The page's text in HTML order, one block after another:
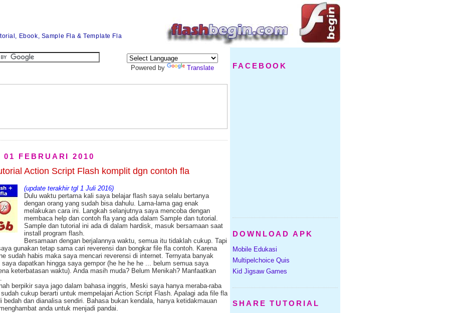
Ebook, Sample Fla & Template Fla
Powered by Translate
01 FEBRUARI 2010
Action Script Flash komplit dgn contoh fla
(update terakhir tgl 1 Juli 2016)
Dulu waktu pertama kali saya belajar flash saya selalu bertanya
dengan orang yang sudah bisa dahulu. Lama-lama gag enak
melakukan cara ini. Langkah selanjutnya saya mencoba dengan
membaca help dan contoh fla yang ada dalam Sample dan tutorial.
Sample dan tutorial ini ada di dalam hardisk, masuk bersamaan saat
install program flash.
Bersamaan dengan berjalannya waktu, semua itu tidaklah cukup. Tapi
gunakan tetap sama cari reverensi dan bongkar file fla contoh. Karena
sudah habis maka saya mencari reverensi di internet. Ternyata banyak
dapatkan hingga saya gempor (he he he he ... belum semua saya
keterbatasan waktu). Anda masih muda? Belum Menikah? Manfaatkan
berpikir saya jago dalam bahasa inggris, Meski saya hanya meraba-raba
cukup berarti untuk mempelajari Action Script Flash. Apalagi ada file fla
bedah dan dianalisa sendiri. Bahasa bukan kendala, hanya ketidakmauan
anda untuk menjadi pandai.
FACEBOOK
DOWNLOAD APK
Mobile Edukasi
Multipelchoice Quis
Kid Jigsaw Games
SHARE TUTORIAL